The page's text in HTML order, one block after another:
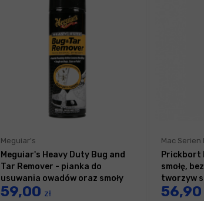
Meguiar's
Meguiar's Heavy Duty Bug and
Tar Remover - pianka do
usuwania owadów oraz smoły
59,00 zł
Mac
Prickbort
smołę,
tworzyw
56,90